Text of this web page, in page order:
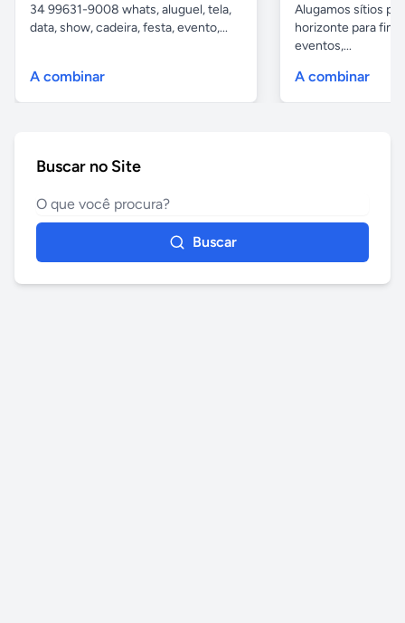
34 99631-9008 whats, aluguel, tela,
data, show, cadeira, festa, evento,...
A combinar
Alugamos sítios
horizonte para
eventos,...
A combinar
Buscar no Site
Buscar